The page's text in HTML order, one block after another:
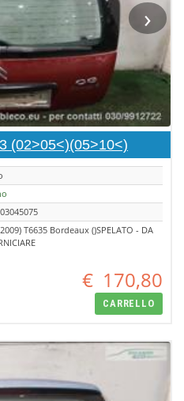
›
(02>05<)(05>10<)
T6635 Bordeaux ()SPELATO - DA
€ 170,80
CARRELLO